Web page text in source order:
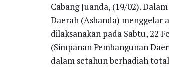
Cabang Juanda, (19/02).
Daerah (Asbanda) menggelar
dilaksanakan pada Sabtu, 22
(Simpanan Pembangunan
dalam setahun berhadiah